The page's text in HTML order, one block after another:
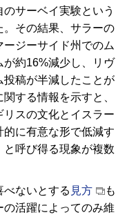
サーベイ実験という
その結果、サラーの
ジーサイド州でのム
が約16%減少し、リヴ
投稿が半減したことが
する情報を示すと、
リスの文化とイスラー
的に有意な形で低減す
呼び得る現象が複数
べないとする 見方
も
活躍によってのみ維